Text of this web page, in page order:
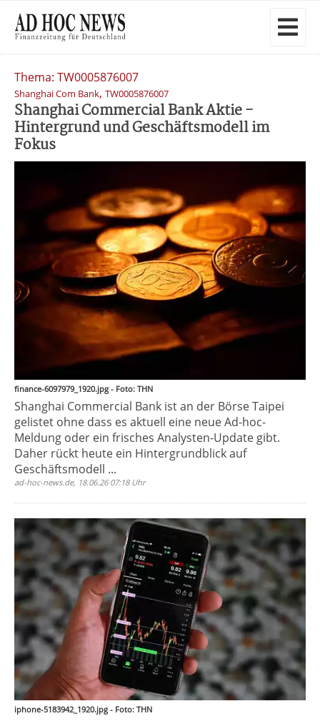
Thema: TW0005876007
Shanghai Com Bank, TW0005876007
Shanghai Commercial Bank Aktie -
Hintergrund und Geschäftsmodell im
Fokus
finance-6097979_1920.jpg - Foto: THN
Shanghai Commercial Bank ist an der Börse Taipei
gelistet ohne dass es aktuell eine neue Ad-hoc-
Meldung oder ein frisches Analysten-Update gibt.
Daher rückt heute ein Hintergrundblick auf
Geschäftsmodell ...
ad-hoc-news.de, 18.06.26 07:18 Uhr
iphone-5183942_1920.jpg - Foto: THN